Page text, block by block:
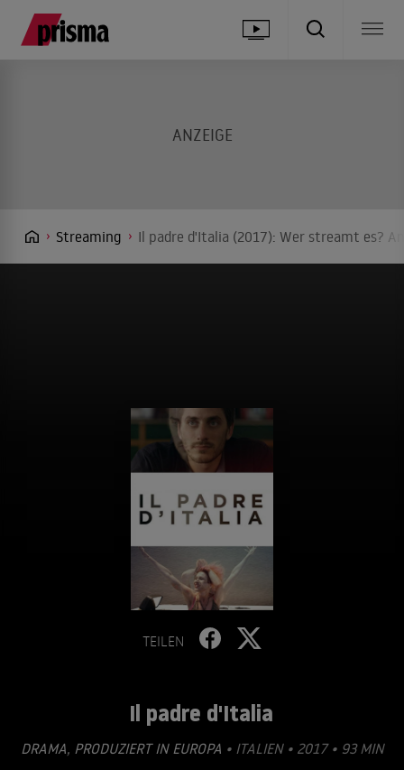
Streaming Il padre d'Italia (2017): Wer streamt es?
TEILEN
Il padre d'Italia
DRAMA, PRODUZIERT IN EUROPA • ITALIEN • 2017 • 93 MIN